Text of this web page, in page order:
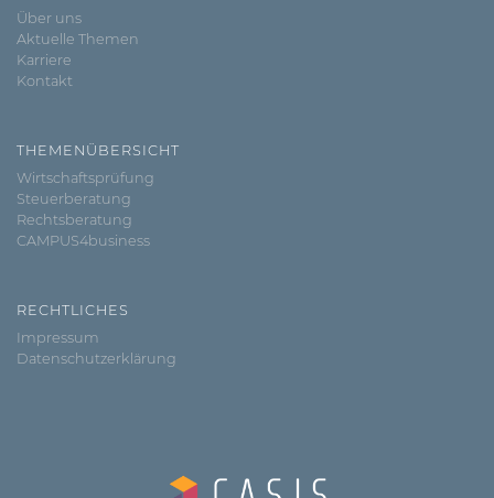
Über uns
Aktuelle Themen
Karriere
Kontakt
THEMENÜBERSICHT
Wirtschaftsprüfung
Steuerberatung
Rechtsberatung
CAMPUS4business
RECHTLICHES
Impressum
Datenschutzerklärung